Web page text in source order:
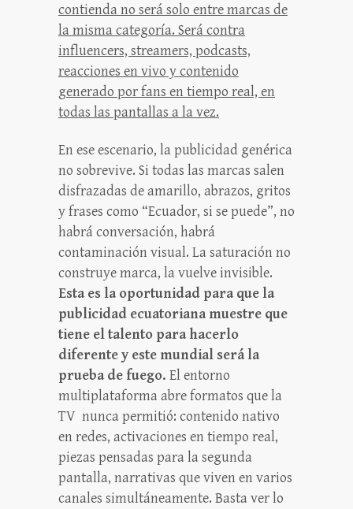
contienda no será solo entre marcas de
la misma categoría. Será contra
influencers, streamers, podcasts,
reacciones en vivo y contenido
generado por fans en tiempo real, en
todas las pantallas a la vez.
En ese escenario, la publicidad genérica
no sobrevive. Si todas las marcas salen
disfrazadas de amarillo, abrazos, gritos
y frases como “Ecuador, si se puede”, no
habrá conversación, habrá
contaminación visual. La saturación no
construye marca, la vuelve invisible.
Esta es la oportunidad para que la
publicidad ecuatoriana muestre que
tiene el talento para hacerlo
diferente y este mundial será la
prueba de fuego. El entorno
multiplataforma abre formatos que la
TV nunca permitió: contenido nativo
en redes, activaciones en tiempo real,
piezas pensadas para la segunda
pantalla, narrativas que viven en varios
canales simultáneamente. Basta ver lo